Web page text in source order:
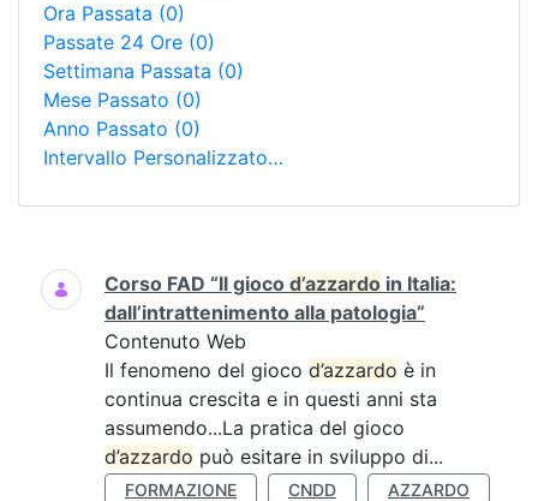
Ora Passata (0)
Passate 24 Ore (0)
Settimana Passata (0)
Mese Passato (0)
Anno Passato (0)
Intervallo Personalizzato…
Ricerca
Corso FAD “Il gioco d’azzardo in Italia:
dall’intrattenimento alla patologia”
Contenuto Web
Il fenomeno del gioco d’azzardo è in
continua crescita e in questi anni sta
assumendo...La pratica del gioco
d’azzardo può esitare in sviluppo di...
FORMAZIONE CNDD
AZZARDO